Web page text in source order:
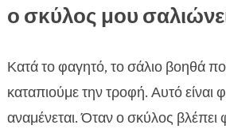
ο σκύλος μου
Κατά το φαγητό, το σάλιο βοηθά
καταπιούμε την τροφή. Αυτό είναι
αναμένεται. Όταν ο σκύλος βλέπει